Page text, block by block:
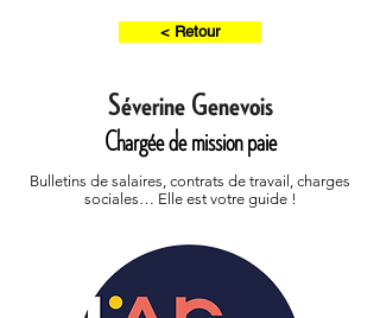
< Retour
Séverine Genevois
Chargée de mission paie
Bulletins de salaires, contrats de travail, charges
sociales… Elle est votre guide !